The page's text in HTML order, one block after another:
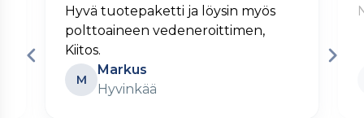
Hyvä tuotepaketti ja löysin myös
polttoaineen vedeneroittimen,
Kiitos.
M
Markus
Hyvinkää